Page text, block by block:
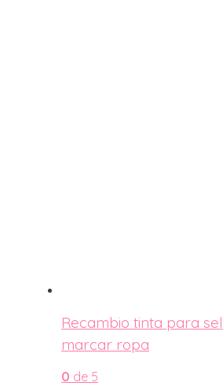
Recambio tinta para
marcar ropa
0 de 5